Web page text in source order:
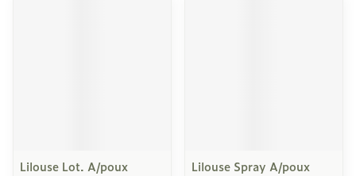
Lilouse Lot. A/poux
Lilouse Spray A/poux